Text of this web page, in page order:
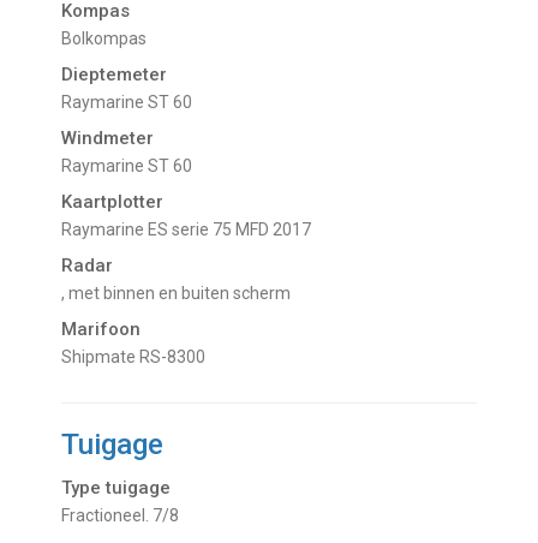
Kompas
Bolkompas
Dieptemeter
Raymarine ST 60
Windmeter
Raymarine ST 60
Kaartplotter
Raymarine ES serie 75 MFD 2017
Radar
, met binnen en buiten scherm
Marifoon
Shipmate RS-8300
Tuigage
Type tuigage
Fractioneel. 7/8